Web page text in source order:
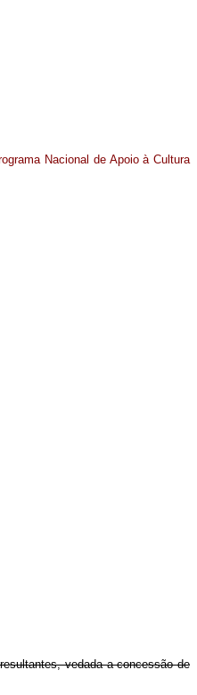
Nacional de Apoio à Cultura
vedada a concessão de